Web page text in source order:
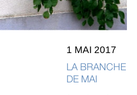
1 MAI 2017
LA BRANCHE
DE MAI